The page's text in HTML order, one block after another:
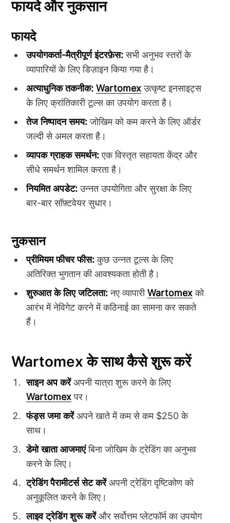
फायदे और नुकसान
फायदे
उपयोगकर्ता-मैत्रीपूर्ण इंटरफ़ेस:सभी अनुभव स्तरों के
व्यापारियों के लिए डिज़ाइन किया गया है।
अत्याधुनिक तकनीक: Wartomexउत्कृष्ट इनसाइट्स
के लिए क्रांतिकारी टूल्स का उपयोग करता है।
तेज निष्पादन समय:जोखिम को कम करने के लिए ऑर्डर
जल्दी से अमल करता है।
व्यापक ग्राहक समर्थन:एक विस्तृत सहायता केंद्र और
सीधे समर्थन शामिल करता है।
नियमित अपडेट:उन्नत उपयोगिता और सुरक्षा के लिए
बार-बार सॉफ़्टवेयर सुधार।
नुकसान
प्रीमियम फीचर फीस:कुछ उन्नत टूल्स के लिए
अतिरिक्त भुगतान की आवश्यकता होती है।
शुरुआत के लिए जटिलता:नए व्यापारीWartomexको
आरंभ में नेविगेट करने में कठिनाई का सामना कर सकते
हैं।
Wartomex के साथ कैसे शुरू करें
साइन अप करेंअपनी यात्रा शुरू करने के लिए
Wartomexपर।
फंड्स जमा करेंअपने खाते में कम से कम $250 के
साथ।
डेमो खाता आजमाएंबिना जोखिम के ट्रेडिंग का अनुभव
करने के लिए।
ट्रेडिंग पैरामीटर्स सेट करेंअपनी ट्रेडिंग दृष्टिकोण को
अनुकूलित करने के लिए।
लाइव ट्रेडिंग शुरू करेंऔर सर्वोत्तम प्लेटफॉर्म का उपयोग